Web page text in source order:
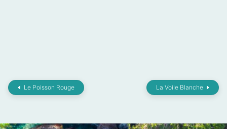
Le Poisson Rouge La Voile Blanche